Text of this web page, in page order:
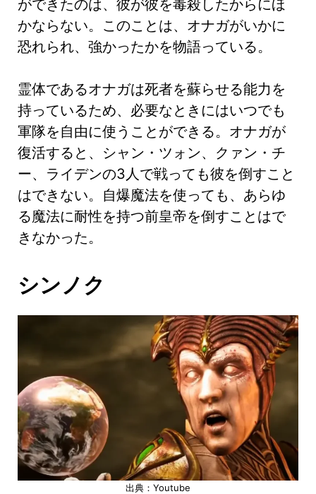
ができたのは、彼が彼を毒殺したからにほ
かならない。このことは、オナガがいかに
恐れられ、強かったかを物語っている。
霊体であるオナガは死者を蘇らせる能力を
持っているため、必要なときにはいつでも
軍隊を自由に使うことができる。オナガが
復活すると、シャン・ツォン、クァン・チ
ー、ライデンの3人で戦っても彼を倒すこと
はできない。自爆魔法を使っても、あらゆ
る魔法に耐性を持つ前皇帝を倒すことはで
きなかった。
シンノク
出典：Youtube